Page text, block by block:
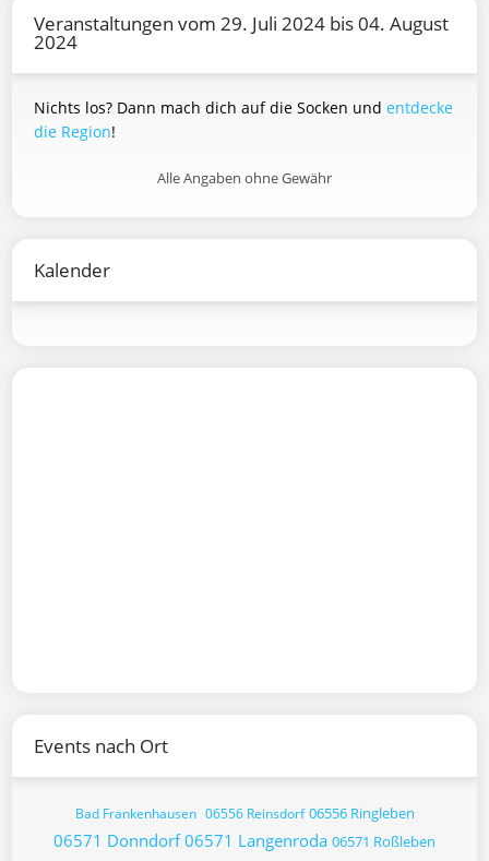
Veranstaltungen vom 29. Juli 2024 bis 04. August
2024
Nichts los? Dann mach dich auf die Socken und entdecke
die Region!
Alle Angaben ohne Gewähr
Kalender
Events nach Ort
Bad Frankenhausen 06556 Reinsdorf 06556 Ringleben
06571 Donndorf 06571 Langenroda 06571 Roßleben